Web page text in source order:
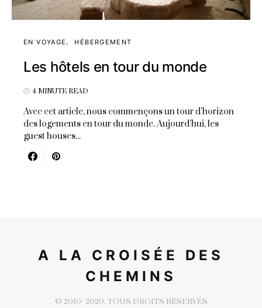
EN VOYAGE HÉBERGEMENT
Les hôtels en tour du monde
4 MINUTE READ
Avec cet article, nous commençons un tour d'horizon
des logements en tour du monde. Aujourd'hui, les
guest houses...
A LA CROISÉE DES
CHEMINS
© 2010- 2020. TOUS DROITS RÉSERVÉS